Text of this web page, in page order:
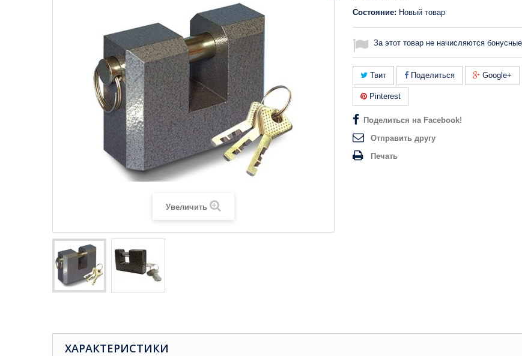
Увеличить
Состояние: Новый товар
За этот товар не начисляются
Твит Поделиться Google+
Pinterest
Поделиться на Facebook!
Отправить другу
Печать
ХАРАКТЕРИСТИКИ